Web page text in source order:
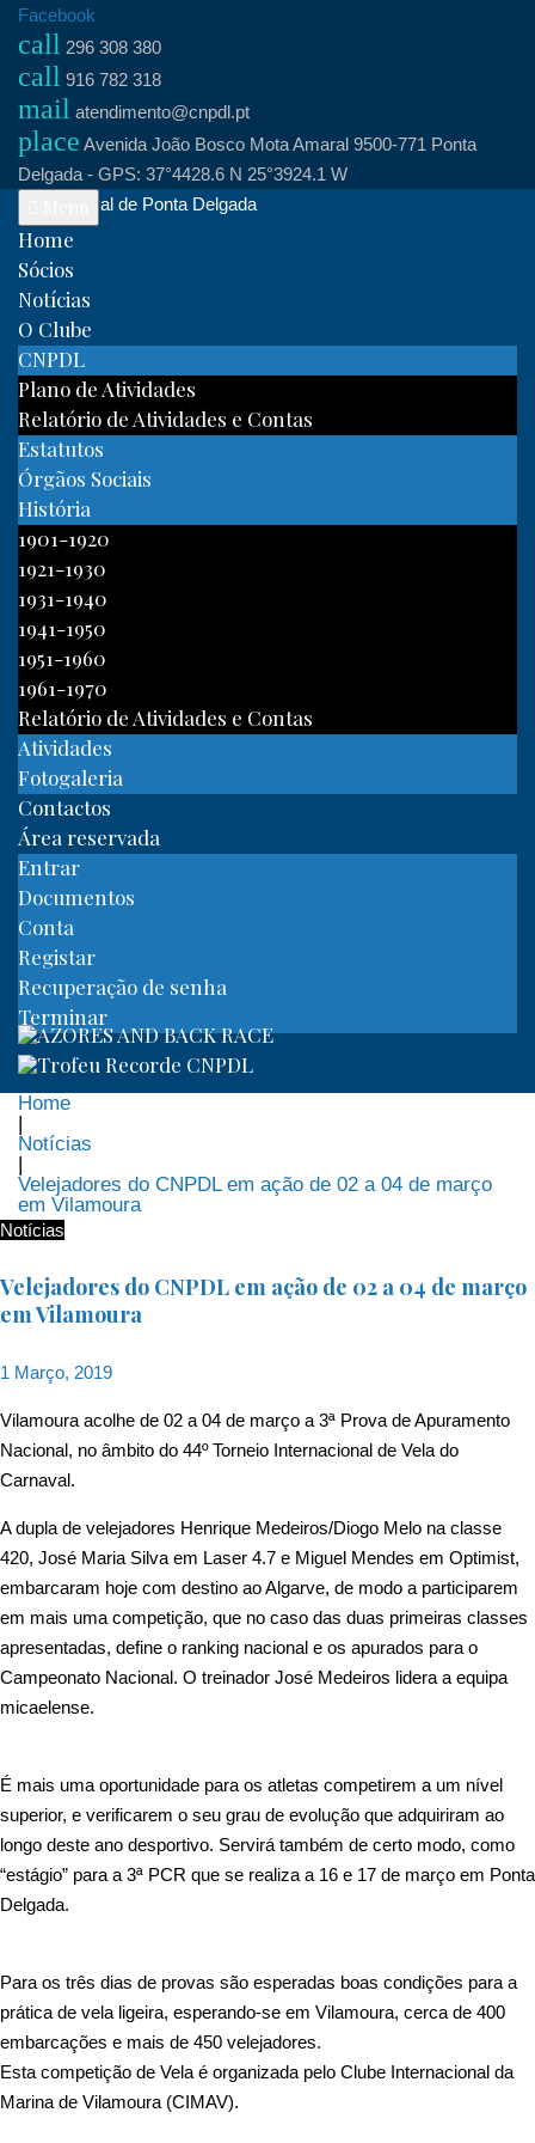
Skip
content
Facebook
call 296 308 380
call 916 782 318
mail atendimento@cnpdl.pt
place Avenida João Bosco Mota Amaral 9500-771 Ponta
Delgada - GPS: 37°4428.6 N 25°3924.1 W
Clube Naval de Ponta Delgada
Home
Sócios
Notícias
O Clube
CNPDL
Plano de Atividades
Relatório de Atividades e Contas
Estatutos
Órgãos Sociais
História
1901-1920
1921-1930
1931-1940
1941-1950
1951-1960
1961-1970
Relatório de Atividades e Contas
Atividades
Fotogaleria
Contactos
Área reservada
Entrar
Documentos
Conta
Registar
Recuperação de senha
Terminar
Home
|
Notícias
|
Velejadores do CNPDL em ação de 02 a 04 de março
em Vilamoura
Notícias
Velejadores do CNPDL em ação de 02 a 04 de março
em Vilamoura
1 Março, 2019
Vilamoura acolhe de 02 a 04 de março a 3ª Prova de Apuramento
Nacional, no âmbito do 44º Torneio Internacional de Vela do
Carnaval.
A dupla de velejadores Henrique Medeiros/Diogo Melo na classe
420, José Maria Silva em Laser 4.7 e Miguel Mendes em Optimist,
embarcaram hoje com destino ao Algarve, de modo a participarem
em mais uma competição, que no caso das duas primeiras classes
apresentadas, define o ranking nacional e os apurados para o
Campeonato Nacional. O treinador José Medeiros lidera a equipa
micaelense.
É mais uma oportunidade para os atletas competirem a um nível
superior, e verificarem o seu grau de evolução que adquiriram ao
longo deste ano desportivo. Servirá também de certo modo, como
“estágio” para a 3ª PCR que se realiza a 16 e 17 de março em Ponta
Delgada.
Para os três dias de provas são esperadas boas condições para a
prática de vela ligeira, esperando-se em Vilamoura, cerca de 400
embarcações e mais de 450 velejadores.
Esta competição de Vela é organizada pelo Clube Internacional da
Marina de Vilamoura (CIMAV).